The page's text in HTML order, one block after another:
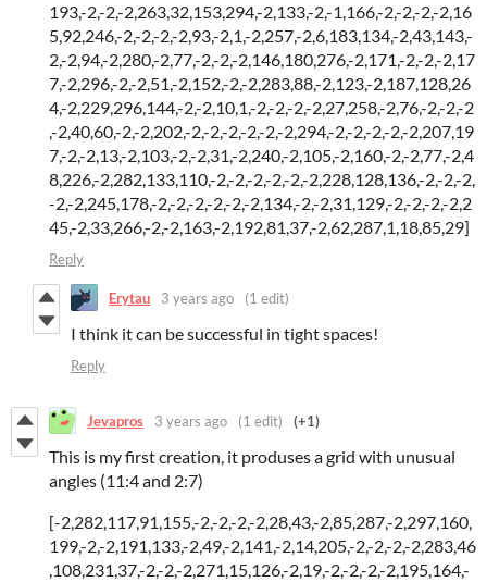
193,-2,-2,-2,263,32,153,294,-2,133,-2,-1,166,-2,-2,-2,-2,16
5,92,246,-2,-2,-2,-2,93,-2,1,-2,257,-2,6,183,134,-2,43,143,-
2,-2,94,-2,280,-2,77,-2,-2,-2,146,180,276,-2,171,-2,-2,-2,17
7,-2,296,-2,-2,51,-2,152,-2,-2,283,88,-2,123,-2,187,128,26
4,-2,229,296,144,-2,-2,10,1,-2,-2,-2,-2,27,258,-2,76,-2,-2,-2
,-2,40,60,-2,-2,202,-2,-2,-2,-2,-2,-2,294,-2,-2,-2,-2,-2,207,19
7,-2,-2,13,-2,103,-2,-2,31,-2,240,-2,105,-2,160,-2,-2,77,-2,4
8,226,-2,282,133,110,-2,-2,-2,-2,-2,-2,228,128,136,-2,-2,-2,
-2,-2,245,178,-2,-2,-2,-2,-2,-2,134,-2,-2,31,129,-2,-2,-2,-2,2
45,-2,33,266,-2,-2,163,-2,192,81,37,-2,62,287,1,18,85,29]
Reply
Erytau 3 years ago (1 edit)
I think it can be successful in tight spaces!
Reply
Jevapros 3 years ago (1 edit) (+1)
This is my first creation, it produses a grid with unusual
angles (11:4 and 2:7)
[-2,282,117,91,155,-2,-2,-2,-2,28,43,-2,85,287,-2,297,160,
199,-2,-2,191,133,-2,49,-2,141,-2,14,205,-2,-2,-2,-2,283,46
,108,231,37,-2,-2,-2,271,15,126,-2,19,-2,-2,-2,-2,195,164,-